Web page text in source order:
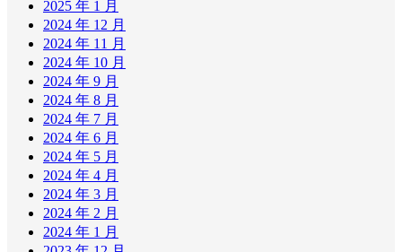
2025 年 1 月
2024 年 12 月
2024 年 11 月
2024 年 10 月
2024 年 9 月
2024 年 8 月
2024 年 7 月
2024 年 6 月
2024 年 5 月
2024 年 4 月
2024 年 3 月
2024 年 2 月
2024 年 1 月